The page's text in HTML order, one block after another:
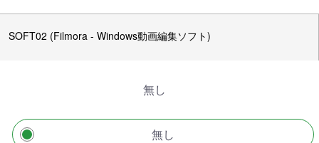
SOFT02 (Filmora - Windows動画編集ソフト)
無し
無し